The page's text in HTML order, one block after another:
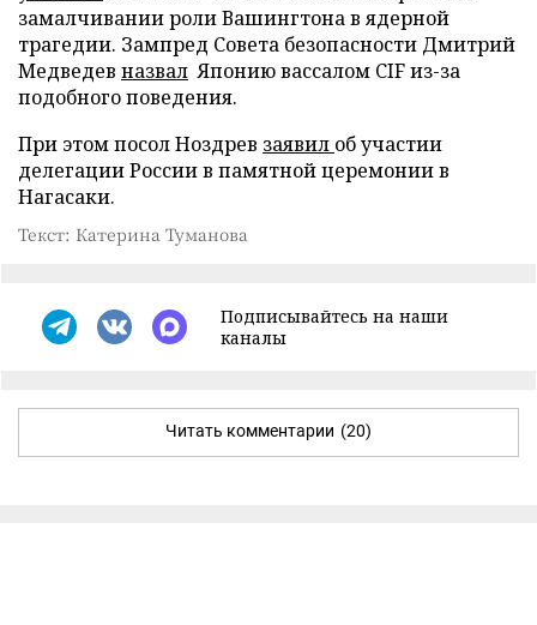
замалчивании роли Вашингтона в ядерной
трагедии. Зампред Совета безопасности Дмитрий
Медведев назвал Японию вассалом CIF из-за
подобного поведения.
При этом посол Ноздрев заявил об участии
делегации России в памятной церемонии в
Нагасаки.
Текст: Катерина Туманова
Подписывайтесь на наши
каналы
Читать комментарии (20)